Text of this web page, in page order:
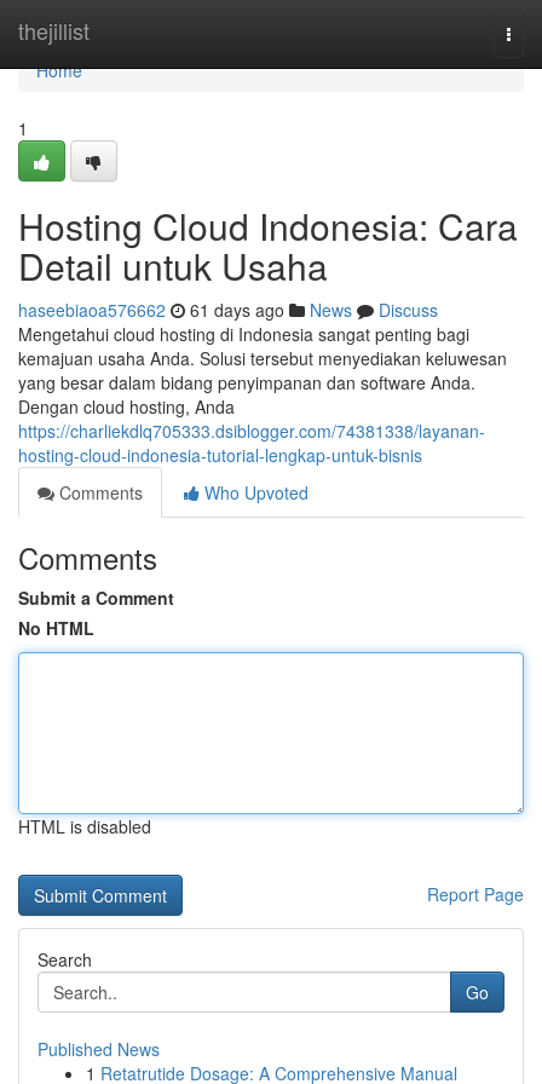
thejillist
Home
Home
1
Hosting Cloud Indonesia: Cara
Detail untuk Usaha
haseebiaoa576662 61 days ago News
Discuss
Mengetahui cloud hosting di Indonesia sangat penting bagi
kemajuan usaha Anda. Solusi tersebut menyediakan keluwesan
yang besar dalam bidang penyimpanan dan software Anda.
Dengan cloud hosting, Anda
https://charliekdlq705333.dsiblogger.com/74381338/layanan-
hosting-cloud-indonesia-tutorial-lengkap-untuk-bisnis
Comments
Who Upvoted
Comments
Submit a Comment
No HTML
HTML is disabled
Report Page
Search
Go
Published News
1 Retatrutide Dosage: A Comprehensive Manual